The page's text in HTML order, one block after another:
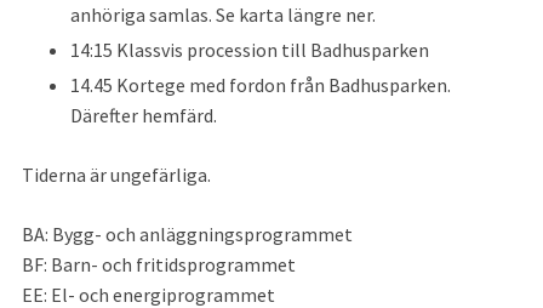
anhöriga samlas. Se karta längre ner.
14:15 Klassvis procession till Badhusparken
14.45 Kortege med fordon från Badhusparken.
Därefter hemfärd.
Tiderna är ungefärliga.
BA: Bygg- och anläggningsprogrammet
BF: Barn- och fritidsprogrammet
EE: El- och energiprogrammet